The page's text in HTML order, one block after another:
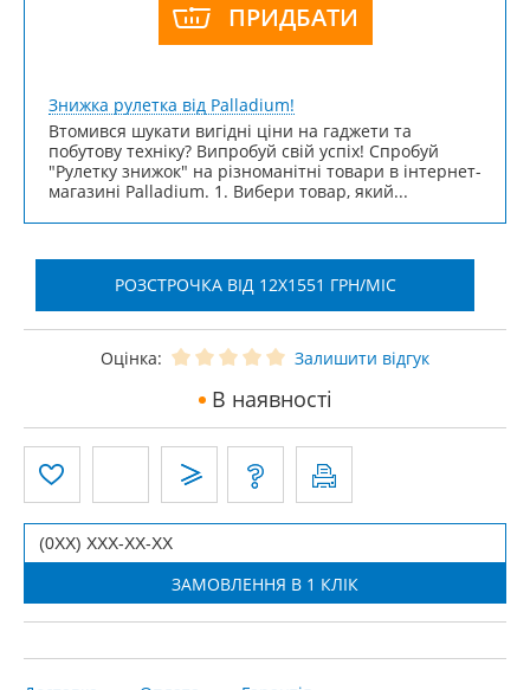
ПРИДБАТИ
Знижка рулетка від Palladium!
Втомився шукати вигідні ціни на гаджети та
побутову техніку? Випробуй свій успіх! Спробуй
"Рулетку знижок" на різноманітні товари в інтернет-
магазині Palladium. 1. Вибери товар, який...
РОЗСТРОЧКА ВІД 12X1551 ГРН/МІС
Оцінка: Залишити відгук
В наявності